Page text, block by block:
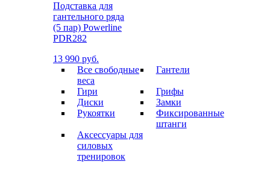
Подставка для
гантельного ряда
(5 пар) Powerline
PDR282
13 990 руб.
Все свободные
веса
Гантели
Гири
Грифы
Диски
Замки
Рукоятки
Фиксированные
штанги
Аксессуары для
силовых
тренировок